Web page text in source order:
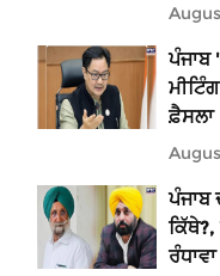
ਪੰਜਾਬ
ਫ਼ੈਸਲਾ
ਪੰਜਾਬ
ਰੰਧਾਵਾ